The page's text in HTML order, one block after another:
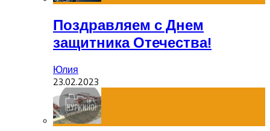
Поздравляем с Днем
защитника Отечества!
Юлия
23.02.2023